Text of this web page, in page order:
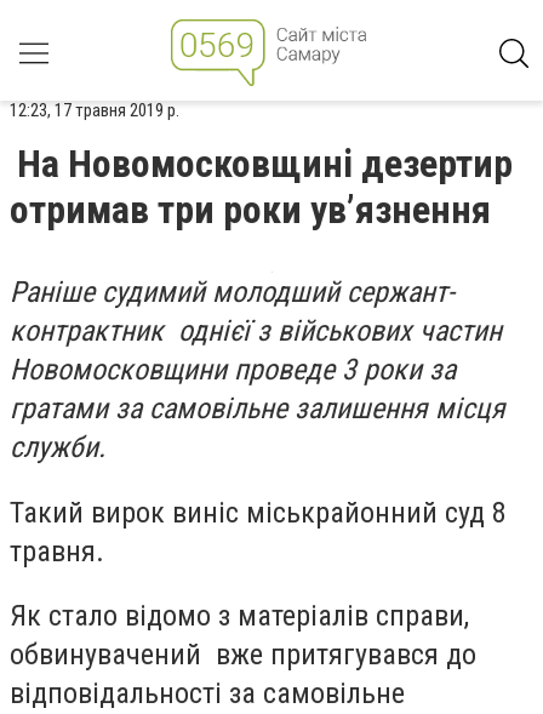
12:23, 17 травня 2019 р.
На Новомосковщині дезертир
отримав три роки ув’язнення
Раніше судимий молодший сержант-
контрактник однієї з військових частин
Новомосковщини проведе 3 роки за
гратами за самовільне залишення місця
служби.
Такий вирок виніс міськрайонний суд 8
травня.
Як стало відомо з матеріалів справи,
обвинувачений вже притягувався до
відповідальності за самовільне